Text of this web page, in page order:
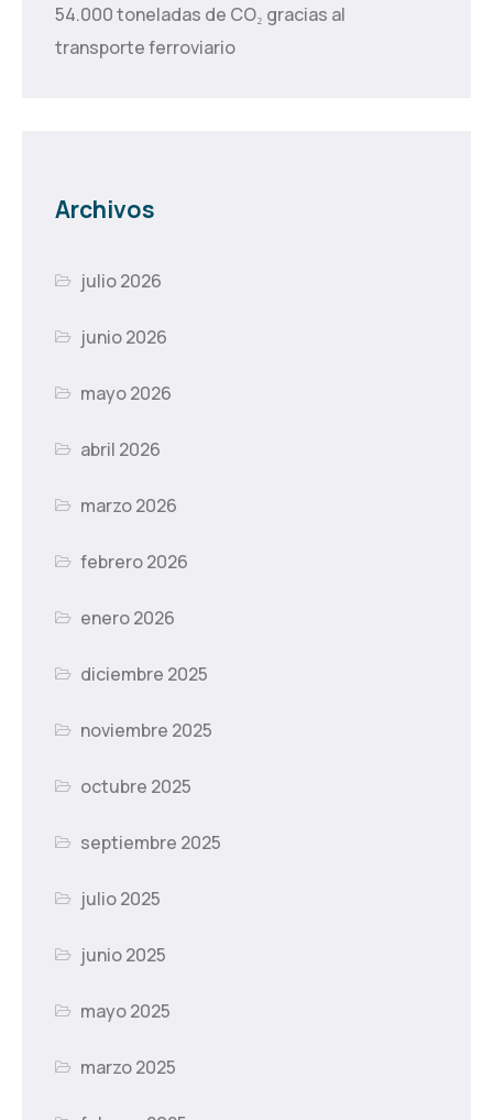
54.000 toneladas de CO₂ gracias al
transporte ferroviario
Archivos
julio 2026
junio 2026
mayo 2026
abril 2026
marzo 2026
febrero 2026
enero 2026
diciembre 2025
noviembre 2025
octubre 2025
septiembre 2025
julio 2025
junio 2025
mayo 2025
marzo 2025